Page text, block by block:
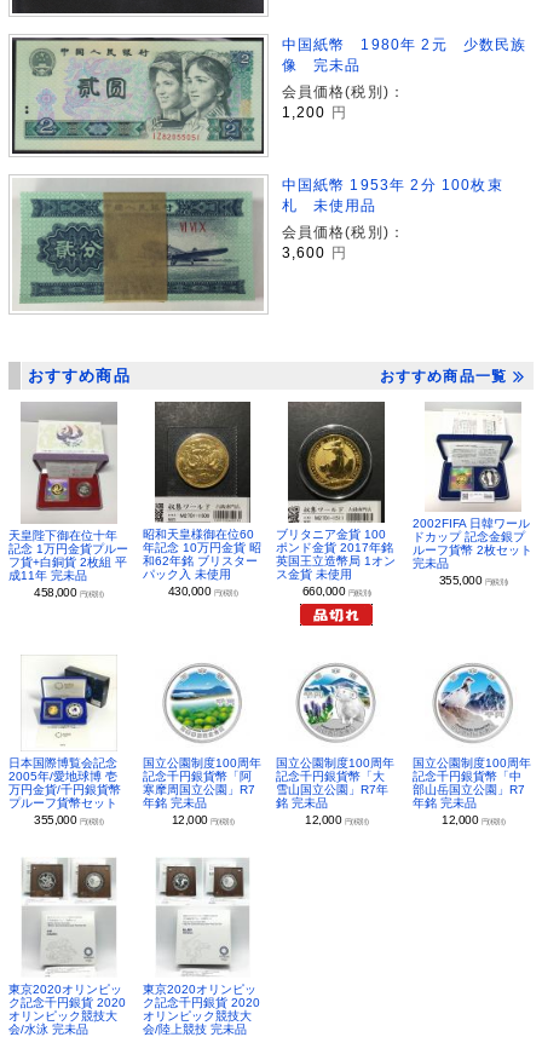
中国紙幣 1980年 2元 少数民族
像 完未品
会員価格(税別)：
1,200
円
中国紙幣 1953年 2分 100枚束
札 未使用品
会員価格(税別)：
3,600 円
おすすめ商品 おすすめ商品一覧
天皇陛下御在位十年
記念 1万円金貨プルー
フ貨+白銅貨 2枚組 平
成11年 完未品
458,000 円(税別)
昭和天皇様御在位60
年記念 10万円金貨 昭
和62年銘 ブリスター
パック入 未使用
430,000 円(税別)
ブリタニア金貨 100
ポンド金貨 2017年銘
英国王立造幣局 1オン
ス金貨 未使用
660,000 円(税別)
2002FIFA 日韓ワール
ドカップ 記念金銀プ
ルーフ貨幣 2枚セット
完未品
355,000 円(税別)
日本国際博覧会記念
2005年/愛地球博 壱
万円金貨/千円銀貨幣
プルーフ貨幣セット
355,000 円(税別)
国立公園制度100周年
記念千円銀貨幣「阿
寒摩周国立公園」R7
年銘 完未品
12,000 円(税別)
国立公園制度100周年
記念千円銀貨幣「大
雪山国立公園」R7年
銘 完未品
12,000 円(税別)
国立公園制度100周年
記念千円銀貨幣「中
部山岳国立公園」R7
年銘 完未品
12,000 円(税別)
東京2020オリンピッ
ク記念千円銀貨 2020
オリンピック競技大
会/水泳 完未品
東京2020オリンピッ
ク記念千円銀貨 2020
オリンピック競技大
会/陸上競技 完未品